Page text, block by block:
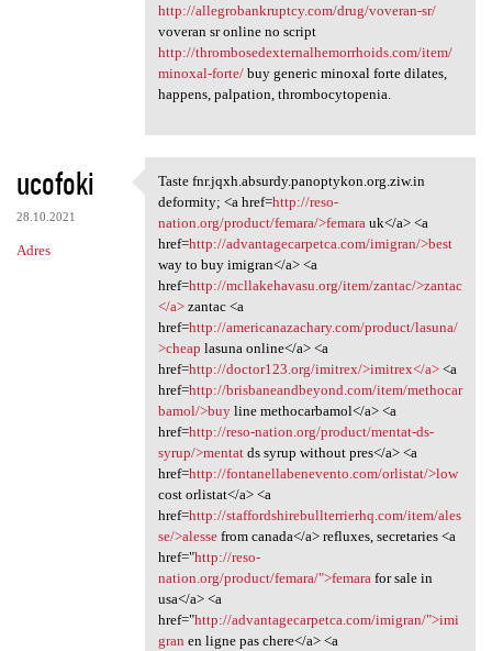
http://allegrobankruptcy.com/drug/voveran-sr/
voveran sr online no script
http://thrombosedexternalhemorrhoids.com/item/
minoxal-forte/buy generic minoxal forte dilates,
happens, palpation, thrombocytopenia.
ucofoki
28.10.2021
Adres
Taste fnr.jqxh.absurdy
Taste fnr.jqxh.absurdy.panoptykon.org.ziw.in
deformity; <a href=http://reso-
nation.org/product/femara/>femara uk</a> <a
href=http://advantagecarpetca.com/imigran/>best
way to buy imigran</a> <a
href=http://mcllakehavasu.org/item/zantac/>zantac
</a>zantac <a
href=http://americanazachary.com/product/lasuna/
>cheap lasuna online</a> <a
href=http://doctor123.org/imitrex/>imitrex</a><a
href=http://brisbaneandbeyond.com/item/methocar
bamol/>buyline methocarbamol</a> <a
href=http://reso-nation.org/product/mentat-ds-
syrup/>mentatds syrup without pres</a> <a
href=http://fontanellabenevento.com/orlistat/>low
cost orlistat</a> <a
href=http://staffordshirebullterrierhq.com/item/ales
se/>alessefrom canada</a> refluxes, secretaries <a
href="http://reso-
nation.org/product/femara/">femara for sale in
usa</a> <a
href="http://advantagecarpetca.com/imigran/">imi
gran en ligne pas chere</a> <a